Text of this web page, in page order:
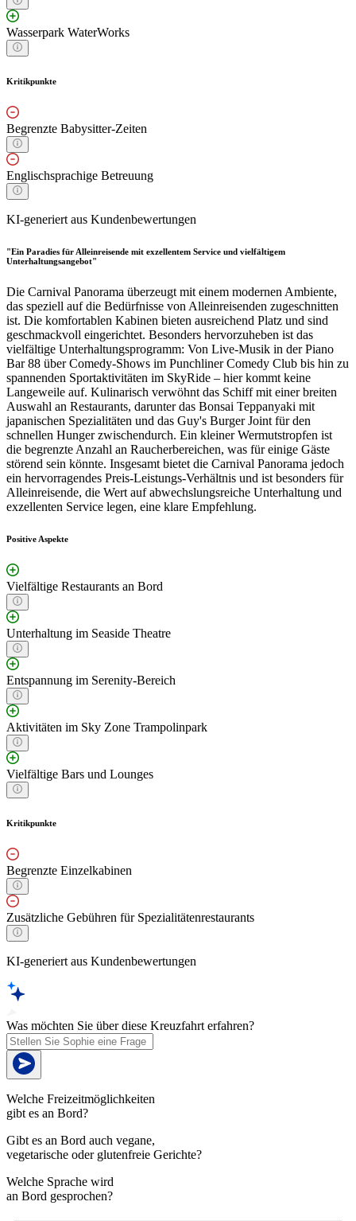
Wasserpark WaterWorks
Kritikpunkte
Begrenzte Babysitter-Zeiten
Englischsprachige Betreuung
KI-generiert aus Kundenbewertungen
"Ein Paradies für Alleinreisende mit exzellentem Service und vielfältigem
Unterhaltungsangebot"
Die Carnival Panorama überzeugt mit einem modernen Ambiente,
das speziell auf die Bedürfnisse von Alleinreisenden zugeschnitten
ist. Die komfortablen Kabinen bieten ausreichend Platz und sind
geschmackvoll eingerichtet. Besonders hervorzuheben ist das
vielfältige Unterhaltungsprogramm: Von Live-Musik in der Piano
Bar 88 über Comedy-Shows im Punchliner Comedy Club bis hin zu
spannenden Sportaktivitäten im SkyRide – hier kommt keine
Langeweile auf. Kulinarisch verwöhnt das Schiff mit einer breiten
Auswahl an Restaurants, darunter das Bonsai Teppanyaki mit
japanischen Spezialitäten und das Guy's Burger Joint für den
schnellen Hunger zwischendurch. Ein kleiner Wermutstropfen ist
die begrenzte Anzahl an Raucherbereichen, was für einige Gäste
störend sein könnte. Insgesamt bietet die Carnival Panorama jedoch
ein hervorragendes Preis-Leistungs-Verhältnis und ist besonders für
Alleinreisende, die Wert auf abwechslungsreiche Unterhaltung und
exzellenten Service legen, eine klare Empfehlung.
Positive Aspekte
Vielfältige Restaurants an Bord
Unterhaltung im Seaside Theatre
Entspannung im Serenity-Bereich
Aktivitäten im Sky Zone Trampolinpark
Vielfältige Bars und Lounges
Kritikpunkte
Begrenzte Einzelkabinen
Zusätzliche Gebühren für Spezialitätenrestaurants
KI-generiert aus Kundenbewertungen
Was möchten Sie über diese Kreuzfahrt erfahren?
Welche Freizeitmöglichkeiten
gibt es an Bord?
Gibt es an Bord auch vegane,
vegetarische oder glutenfreie Gerichte?
Welche Sprache wird
an Bord gesprochen?